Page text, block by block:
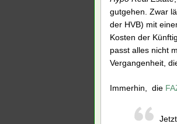
gutgehen. Zwar
der HVB) mit
Kosten der
passt alles nicht
Vergangenheit,
Immerhin, die